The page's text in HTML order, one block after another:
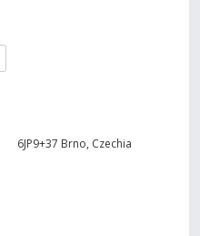
6JP9+37 Brno, Czechia